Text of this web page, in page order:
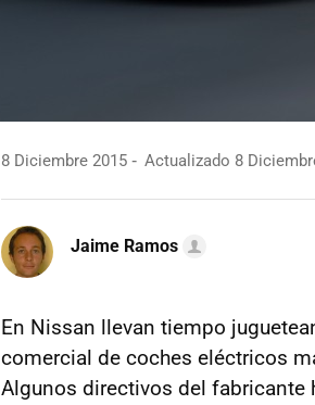
8 Diciembre 2015 Actualizado 8
Jaime Ramos
En Nissan llevan tiempo
comercial de coches eléctricos
Algunos directivos del fabricante